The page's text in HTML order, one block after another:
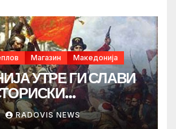
Магазин Македонија
УТРЕ ГИ СЛАВИ
RADOVIS NEWS